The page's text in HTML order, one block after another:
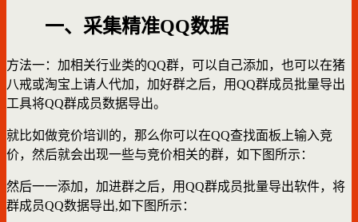
一、采集精准QQ数据
方法一：加相关行业类的QQ群，可以自己添加，也可以在猪
八戒或淘宝上请人代加，加好群之后，用QQ群成员批量导出
工具将QQ群成员数据导出。
就比如做竞价培训的，那么你可以在QQ查找面板上输入竞
价，然后就会出现一些与竞价相关的群，如下图所示：
然后一一添加，加进群之后，用QQ群成员批量导出软件，将
群成员QQ数据导出,如下图所示：